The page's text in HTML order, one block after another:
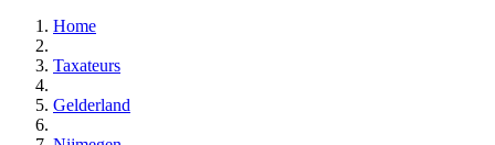
Home
Taxateurs
Gelderland